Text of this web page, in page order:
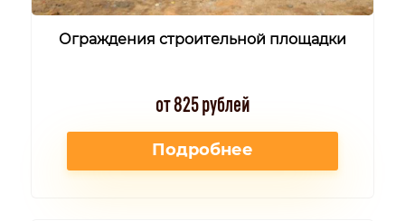
Ограждения строительной площадки
от 825 рублей
Подробнее